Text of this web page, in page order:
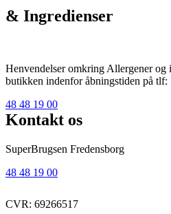
& Ingredienser
Henvendelser omkring Allergener og
butikken indenfor åbningstiden på tlf:
48 48 19 00
Kontakt os
SuperBrugsen Fredensborg
48 48 19 00
CVR: 69266517